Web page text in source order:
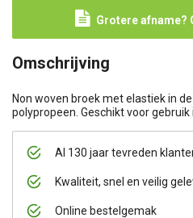
Grotere afname?
Al 130 jaar tevreden
Kwaliteit, snel en veilig
Online bestelgemak
Omschrijving
Non woven broek met elastiek in
polypropeen. Geschikt voor gebruik